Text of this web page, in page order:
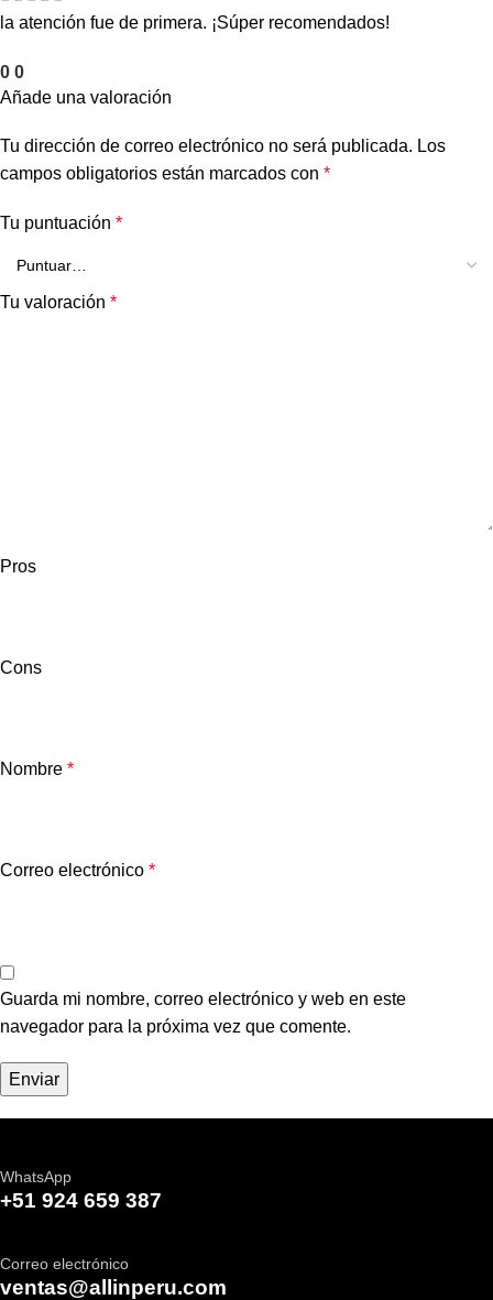
la atención fue de primera. ¡Súper recomendados!
0 0
Añade una valoración
Tu dirección de correo electrónico no será publicada. Los
campos obligatorios están marcados con *
Tu puntuación *
Tu valoración *
Pros
Cons
Nombre *
Correo electrónico *
Guarda mi nombre, correo electrónico y web en este
navegador para la próxima vez que comente.
WhatsApp
+51 924 659 387
Correo electrónico
ventas@allinperu.com